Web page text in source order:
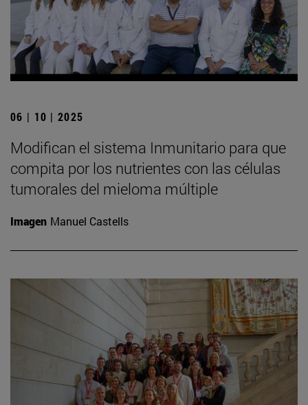
06 | 10 | 2025
Modifican el sistema Inmunitario para que
compita por los nutrientes con las células
tumorales del mieloma múltiple
Imagen Manuel Castells